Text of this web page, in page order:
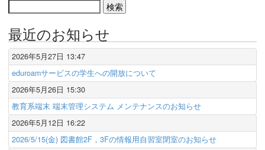
最近のお知らせ
2026年5月27日 13:47
eduroamサービスの学生への開放について
2026年5月26日 15:30
教育系端末 端末管理システム メンテナンスのお知らせ
2026年5月12日 16:22
2026/5/15(金) 図書館2F，3Fの情報用自習室閉室のお知らせ